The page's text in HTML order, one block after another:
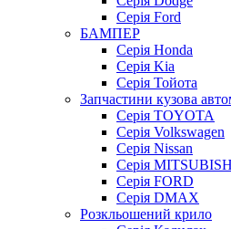
Серія Ford
БАМПЕР
Серія Honda
Серія Kia
Серія Тойота
Запчастини кузова
Серія TOYOTA
Серія Volkswagen
Серія Nissan
Серія
Серія FORD
Серія DMAX
Розкльошений крило